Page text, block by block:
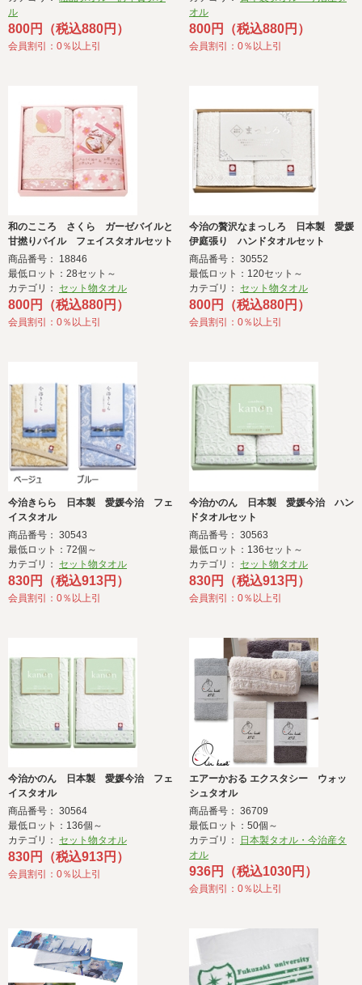
ル
800円（税込880円）
会員割引：0％以上引
オル
800円（税込880円）
会員割引：0％以上引
和のこころ さくら ガーゼバイルと
甘撚りパイル フェイスタオルセット
商品番号： 18846
最低ロット：28セット～
カテゴリ： セット物タオル
800円（税込880円）
会員割引：0％以上引
今治の贅沢なまっしろ 日本製 愛媛
伊庭張り ハンドタオルセット
商品番号： 30552
最低ロット：120セット～
カテゴリ： セット物タオル
800円（税込880円）
会員割引：0％以上引
今治きらら 日本製 愛媛今治 フェ
イスタオル
商品番号： 30543
最低ロット：72個～
カテゴリ： セット物タオル
830円（税込913円）
会員割引：0％以上引
今治かのん 日本製 愛媛今治 ハン
ドタオルセット
商品番号： 30563
最低ロット：136セット～
カテゴリ： セット物タオル
830円（税込913円）
会員割引：0％以上引
今治かのん 日本製 愛媛今治 フェ
イスタオル
商品番号： 30564
最低ロット：136個～
カテゴリ： セット物タオル
830円（税込913円）
会員割引：0％以上引
エアーかおる エクスタシー ウォッ
シュタオル
商品番号： 36709
最低ロット：50個～
カテゴリ：
日本製タオル・今治産タ
オル
936円（税込1030円）
会員割引：0％以上引